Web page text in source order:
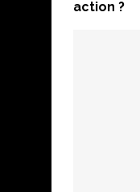
action ?